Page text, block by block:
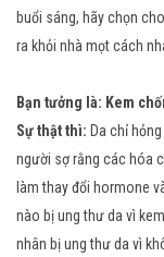
buổi sáng, hãy chọn
ra khỏi nhà mọt cách
Bạn tưởng là: Kem
Sự thật thì: Da chỉ
người sợ rằng các hóa
làm thay đổi hormone
nào bị ung thư da vì
nhân bị ung thư da vì